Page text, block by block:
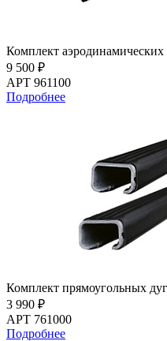
Комплект
9 500 ₽
АРТ 961100
Подробнее
Комплект прямоугольных
3 990 ₽
АРТ 761000
Подробнее